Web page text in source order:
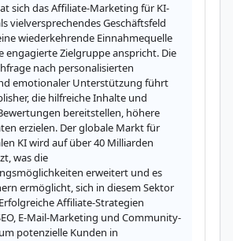
sich das Affiliate-Marketing für KI-
vielversprechendes Geschäftsfeld
wiederkehrende Einnahmequelle
engagierte Zielgruppe anspricht. Die
nach personalisierten
emotionaler Unterstützung führt
die hilfreiche Inhalte und
bereitstellen, höhere
erzielen. Der globale Markt für
KI wird auf über 40 Milliarden
was die
erweitert und es
ermöglicht, sich in diesem Sektor
Affiliate-Strategien
E-Mail-Marketing und Community-
potenzielle Kunden in